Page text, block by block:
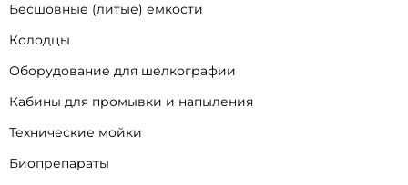
Бесшовные (литые) емкости
Колодцы
Оборудование для шелкографии
Кабины для промывки и напыления
Технические мойки
Биопрепараты